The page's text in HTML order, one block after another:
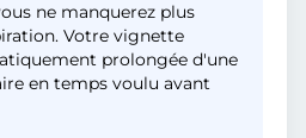
ne manquerez plus
Votre vignette
prolongée d'une
en temps voulu avant